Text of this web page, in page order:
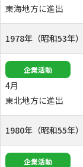
東海地方に進出
1978年（昭和53年）
企業活動
4月
東北地方に進出
1980年（昭和55年）
企業活動